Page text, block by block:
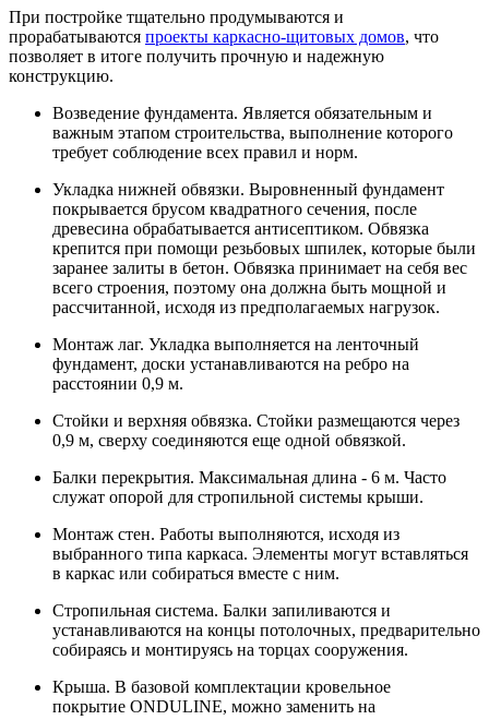
При постройке тщательно продумываются и
прорабатываются проекты каркасно-щитовых домов, что
позволяет в итоге получить прочную и надежную
конструкцию.
Возведение фундамента. Является обязательным и
важным этапом строительства, выполнение которого
требует соблюдение всех правил и норм.
Укладка нижней обвязки. Выровненный фундамент
покрывается брусом квадратного сечения, после
древесина обрабатывается антисептиком. Обвязка
крепится при помощи резьбовых шпилек, которые были
заранее залиты в бетон. Обвязка принимает на себя вес
всего строения, поэтому она должна быть мощной и
рассчитанной, исходя из предполагаемых нагрузок.
Монтаж лаг. Укладка выполняется на ленточный
фундамент, доски устанавливаются на ребро на
расстоянии 0,9 м.
Стойки и верхняя обвязка. Стойки размещаются через
0,9 м, сверху соединяются еще одной обвязкой.
Балки перекрытия. Максимальная длина - 6 м. Часто
служат опорой для стропильной системы крыши.
Монтаж стен. Работы выполняются, исходя из
выбранного типа каркаса. Элементы могут вставляться
в каркас или собираться вместе с ним.
Стропильная система. Балки запиливаются и
устанавливаются на концы потолочных, предварительно
собираясь и монтируясь на торцах сооружения.
Крыша. В базовой комплектации кровельное
покрытие ONDULINE, можно заменить на